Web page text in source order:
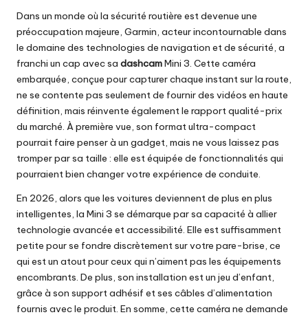
Dans un monde où la sécurité routière est devenue une
préoccupation majeure, Garmin, acteur incontournable dans
le domaine des technologies de navigation et de sécurité, a
franchi un cap avec sa dashcamMini 3. Cette caméra
embarquée, conçue pour capturer chaque instant sur la route,
ne se contente pas seulement de fournir des vidéos en haute
définition, mais réinvente également le rapport qualité-prix
du marché. À première vue, son format ultra-compact
pourrait faire penser à un gadget, mais ne vous laissez pas
tromper par sa taille : elle est équipée de fonctionnalités qui
pourraient bien changer votre expérience de conduite.
En 2026, alors que les voitures deviennent de plus en plus
intelligentes, la Mini 3 se démarque par sa capacité à allier
technologie avancée et accessibilité. Elle est suffisamment
petite pour se fondre discrètement sur votre pare-brise, ce
qui est un atout pour ceux qui n’aiment pas les équipements
encombrants. De plus, son installation est un jeu d’enfant,
grâce à son support adhésif et ses câbles d’alimentation
fournis avec le produit. En somme, cette caméra ne demande